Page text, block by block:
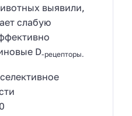
выявили,
слабую
D-рецепторы.